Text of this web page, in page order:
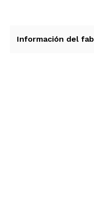
para cumpleaños,
Información del